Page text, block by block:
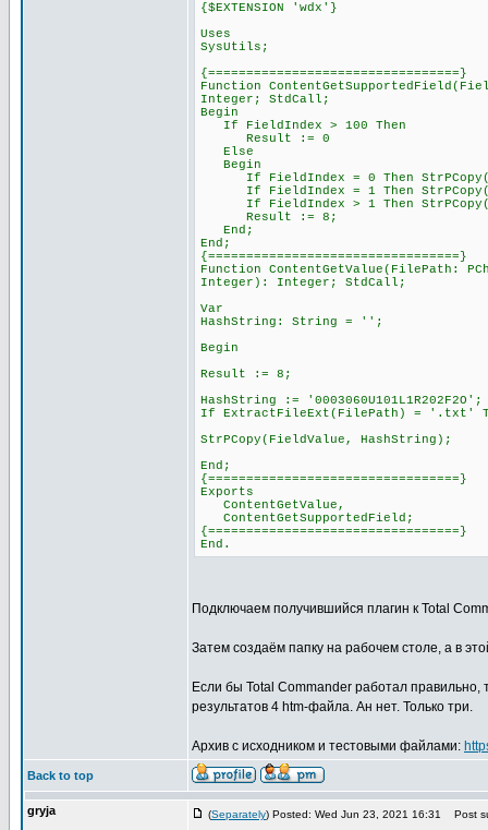
{$EXTENSION 'wdx'}
Uses
SysUtils;
{=================================}
Function
Integer; StdCall;
Begin
If FieldIndex > 100 Then
Result := 0
Else
Begin
If FieldIndex = 0 Then
If FieldIndex = 1 Then
If FieldIndex > 1 Then
Result := 8;
End;
End;
{=================================}
Function ContentGetValue(FilePath:
Integer): Integer; StdCall;
Var
HashString: String = '';
Begin
Result := 8;
HashString := '0003060U101L1R202F2O';
If ExtractFileExt(FilePath) = '.txt'
StrPCopy(FieldValue, HashString);
End;
{=================================}
Exports
ContentGetValue,
ContentGetSupportedField;
{=================================}
End.
Подключаем получившийся плагин к Total
Затем создаём папку на рабочем столе, а в
Если бы Total Commander работал правильно,
результатов 4 htm-файла. Ан нет. Только три.
Архив с исходником и тестовыми файлами:
Back to top
gryja (Separately) Posted: Wed Jun 23, 2021 16:31 Post